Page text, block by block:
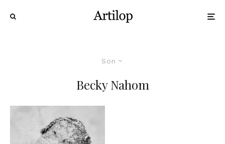
Son
Becky Nahom